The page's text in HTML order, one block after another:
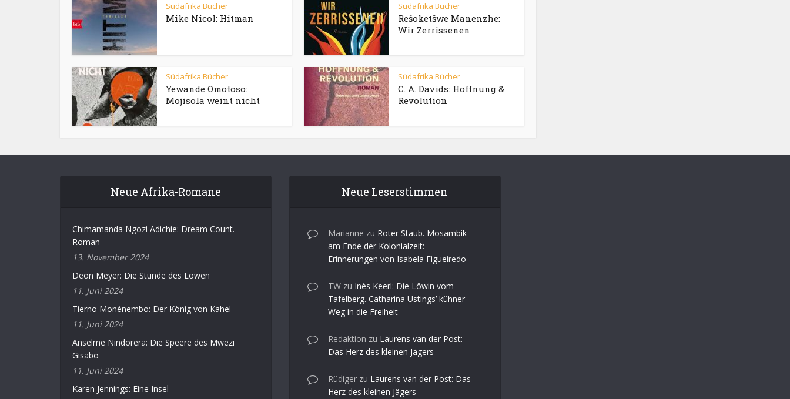
Südafrika Bücher
Mike Nicol: Hitman
Südafrika Bücher
Rešoketšwe Manenzhe:
Wir Zerrissenen
Südafrika Bücher
Yewande Omotoso:
Mojisola weint nicht
Südafrika Bücher
C. A. Davids: Hoffnung &
Revolution
Neue Afrika-Romane
Chimamanda Ngozi Adichie: Dream Count.
Roman
13. November 2024
Deon Meyer: Die Stunde des Löwen
11. Juni 2024
Tierno Monénembo: Der König von Kahel
11. Juni 2024
Anselme Nindorera: Die Speere des Mwezi
Gisabo
11. Juni 2024
Karen Jennings: Eine Insel
Neue Leserstimmen
Marianne zu Roter Staub. Mosambik
am Ende der Kolonialzeit:
Erinnerungen von Isabela Figueiredo
TWzu Inès Keerl: Die Löwin vom
Tafelberg. Catharina Ustings’ kühner
Weg in die Freiheit
Redaktion zu Laurens van der Post:
Das Herz des kleinen Jägers
Rüdigerzu Laurens van der Post: Das
Herz des kleinen Jägers